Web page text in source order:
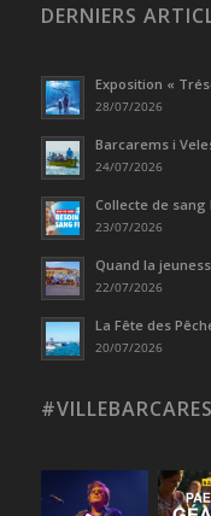
DERNIERS
Exposition «
28/07/2026
Barcarems i
24/07/2026
Collecte de sang
23/07/2026
Quand la
22/07/2026
La Fête des
20/07/2026
#VILLEBARCARES